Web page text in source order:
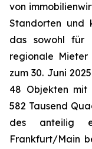
von
Standorten und
das sowohl für
regionale
zum 30. Juni
48 Objekten mit
582 Tausend
des anteilig
Frankfurt/Main